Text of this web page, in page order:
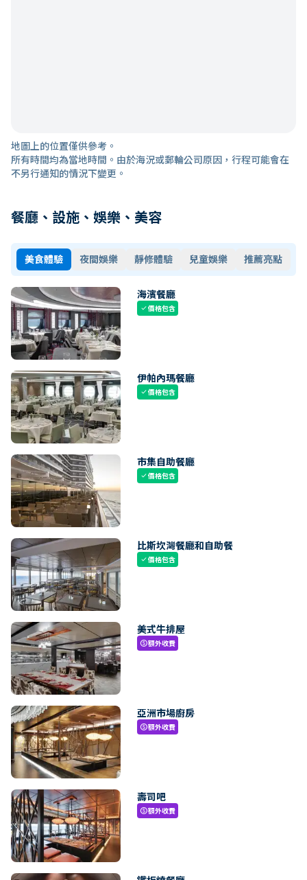
地圖上的位置僅供參考。
所有時間均為當地時間。由於海況或郵輪公司原因，行程可能會在
不另行通知的情況下變更。
餐廳、設施、娛樂、美容
美食體驗 夜間娛樂 靜修體驗 兒童娛樂 推薦亮點
海濱餐廳
check價格包含
伊帕內瑪餐廳
check價格包含
市集自助餐廳
check價格包含
比斯坎灣餐廳和自助餐
check價格包含
美式牛排屋
paid額外收費
亞洲市場廚房
paid額外收費
壽司吧
paid額外收費